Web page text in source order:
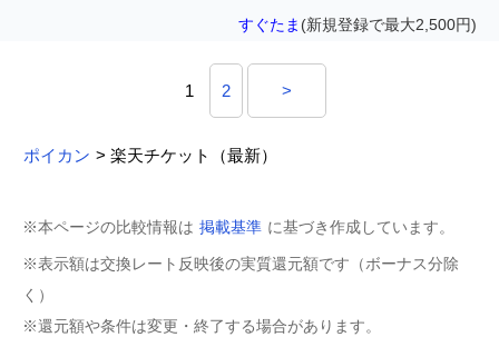
すぐたま (新規登録で最大2,500円)
1 2 >
ポイカン > 楽天チケット（最新）
※本ページの比較情報は 掲載基準 に基づき作成しています。
※表示額は交換レート反映後の実質還元額です（ボーナス分除
く）
※還元額や条件は変更・終了する場合があります。